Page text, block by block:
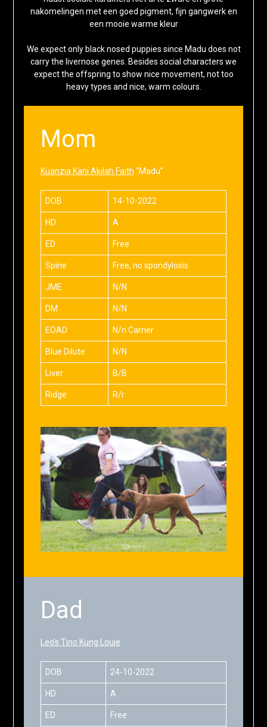
nakomelingen met een goed pigment, fijn gangwerk en
een mooie warme kleur
We expect only black nosed puppies since Madu does not
carry the livernose genes. Besides social characters we
expect the offspring to show nice movement, not too
heavy types and nice, warm colours.
Mom
Kuanzia Kani Akilah Faith “Madu”
DOB 14-10-2022
HD A
ED Free
Spine Free, no spondylosis
JME N/N
DM N/N
EOAD N/n Carrier
Blue Dilute N/N
Liver B/B
Ridge R/r
Dad
Leo’s Tino Kung Louie
DOB 24-10-2022
HD A
ED Free